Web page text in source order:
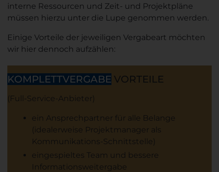
interne Ressourcen und Zeit- und Projektpläne
müssen hierzu unter die Lupe genommen werden.
Einige Vorteile der jeweiligen Vergabeart möchten
wir hier dennoch aufzählen:
KOMPLETTVERGABE VORTEILE
(Full-Service-Anbieter)
ein Ansprechpartner für alle Belange
(idealerweise Projektmanager als
Kommunikations-Schnittstelle)
eingespieltes Team und bessere
Informationsweitergabe